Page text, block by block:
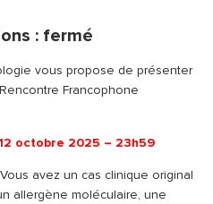
: fermé
vous propose de présenter
Francophone
octobre 2025 – 23h59
Vous avez un cas clinique original
allergène moléculaire, une